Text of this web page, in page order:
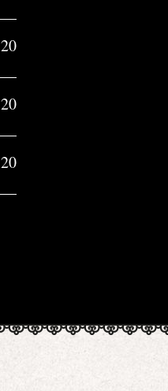
20
20
20